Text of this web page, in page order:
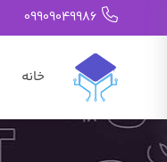
09909049986
خانه